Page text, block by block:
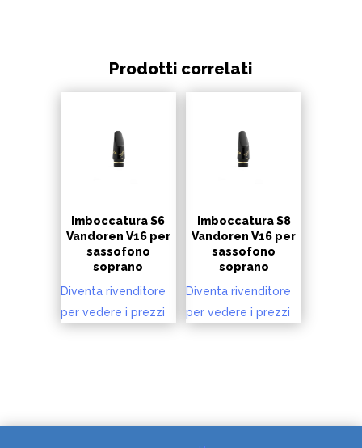
Prodotti correlati
Imboccatura S6
Vandoren V16 per
sassofono
soprano
Diventa rivenditore
per vedere i prezzi
Imboccatura S8
Vandoren V16 per
sassofono
soprano
Diventa rivenditore
per vedere i prezzi